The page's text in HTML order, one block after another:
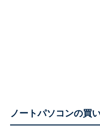
ノートパソコンの買